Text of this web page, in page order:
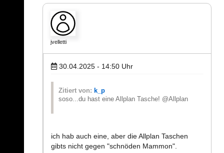
jvelletti
30.04.2025 - 14:50 Uhr
Zitiert von: k_p
soso...du hast eine Allplan Tasche! @Allplan
ich hab auch eine, aber die Allplan Taschen
gibts nicht gegen "schnöden Mammon".